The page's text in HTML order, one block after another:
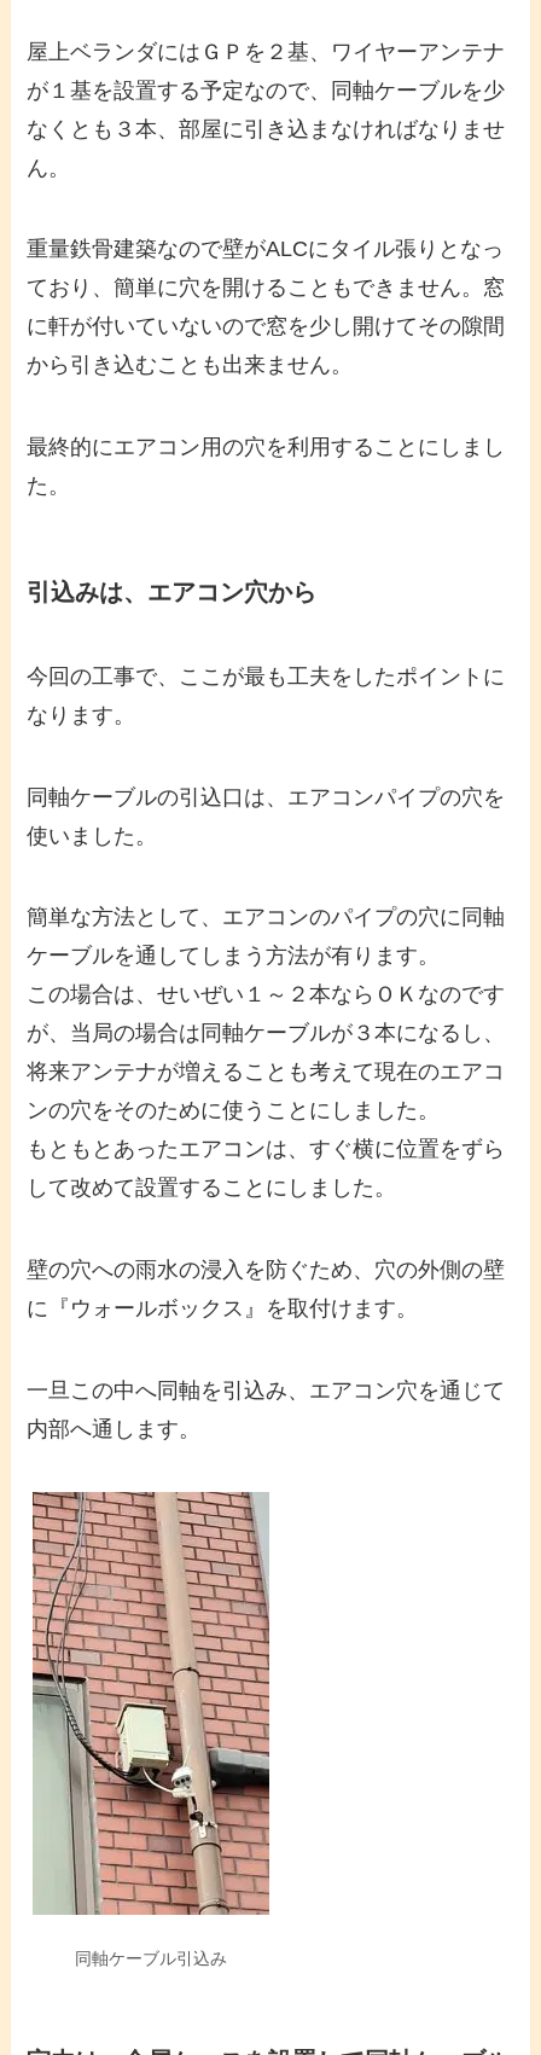
屋上ベランダにはＧＰを２基、ワイヤーアンテナ
が１基を設置する予定なので、同軸ケーブルを少
なくとも３本、部屋に引き込まなければなりませ
ん。
重量鉄骨建築なので壁がALCにタイル張りとなっ
ており、簡単に穴を開けることもできません。窓
に軒が付いていないので窓を少し開けてその隙間
から引き込むことも出来ません。
最終的にエアコン用の穴を利用することにしまし
た。
引込みは、エアコン穴から
今回の工事で、ここが最も工夫をしたポイントに
なります。
同軸ケーブルの引込口は、エアコンパイプの穴を
使いました。
簡単な方法として、エアコンのパイプの穴に同軸
ケーブルを通してしまう方法が有ります。
この場合は、せいぜい１～２本ならＯＫなのです
が、当局の場合は同軸ケーブルが３本になるし、
将来アンテナが増えることも考えて現在のエアコ
ンの穴をそのために使うことにしました。
もともとあったエアコンは、すぐ横に位置をずら
して改めて設置することにしました。
壁の穴への雨水の浸入を防ぐため、穴の外側の壁
に『ウォールボックス』を取付けます。
一旦この中へ同軸を引込み、エアコン穴を通じて
内部へ通します。
同軸ケーブル引込み